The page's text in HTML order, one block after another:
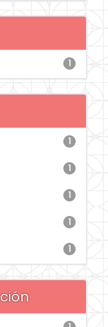
1
1
1
1
1
1